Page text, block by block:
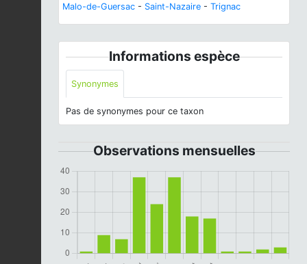
Malo-de-Guersac - Saint-Nazaire - Trignac
Informations espèce
Synonymes
Pas de synonymes pour ce taxon
Observations mensuelles